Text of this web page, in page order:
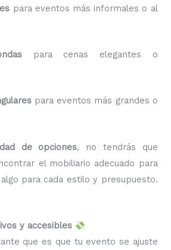
para eventos más informales o al
para cenas elegantes o
para eventos más grandes o
de opciones, no tendrás que
el mobiliario adecuado para
para cada estilo y presupuesto.
y accesibles
que es que tu evento se ajuste